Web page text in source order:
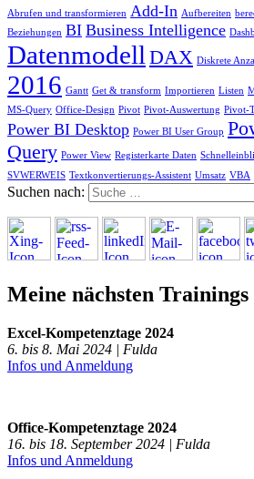
Abrufen und transformieren Add-In Aufbereiten
Beziehungen BI Business Intelligence
Datenmodell DAX Diskrete
2016 Gantt Get & transform Importieren Listen
MS-Query Office-Design Pivot Pivot-Auswertung Pivot-
Power BI Desktop Power BI User Group
Query Power View Registerkarte Daten
SVWERWEIS Textkonvertierungs-Assistent Umsatz VBA
Suchen nach:
Meine nächsten Trainings
Excel-Kompetenztage 2024
6. bis 8. Mai 2024 | Fulda
Infos und Anmeldung
Office-Kompetenztage 2024
16. bis 18. September 2024 | Fulda
Infos und Anmeldung